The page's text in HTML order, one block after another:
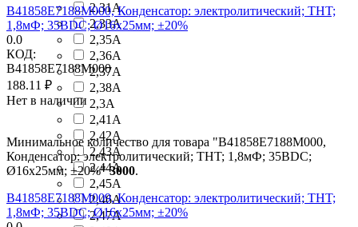
2,31А
2,33А
2,35А
2,36А
2,37А
2,38А
2,3А
2,41А
2,42А
2,43А
2,44А
2,45А
2,46А
2,47А
B41858E7188M000, Конденсатор: электролитический; THT;
1,8мФ; 35ВDC; Ø16x25мм; ±20%
0.0
КОД:
B41858E7188M000
188.11 ₽
Нет в наличии
Минимальное количество для товара "B41858E7188M000,
Конденсатор: электролитический; THT; 1,8мФ; 35ВDC;
Ø16x25мм; ±20%"3000.
B41858E7188M009, Конденсатор: электролитический; THT;
1,8мФ; 35ВDC; Ø16x25мм; ±20%